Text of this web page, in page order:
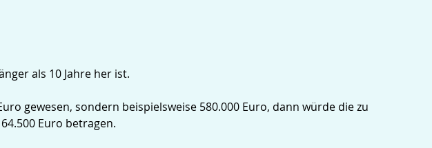
als 10 Jahre her ist.
gewesen, sondern beispielsweise 580.000 Euro, dann würde die zu
Euro betragen.